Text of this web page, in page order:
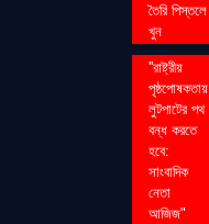
তৈরি পিস্তলে
খুন
''রাষ্ট্রীয়
পৃষ্ঠপোষকতায়
লুটপাটের পথ
বন্ধ করতে
হবে:
সাংবাদিক
নেতা
আজিজ"